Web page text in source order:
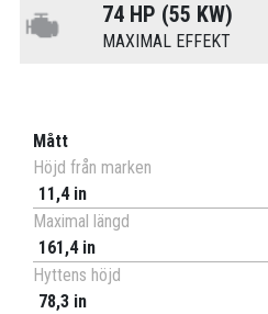
74 HP (55 KW)
MAXIMAL EFFEKT
Mått
Höjd från marken
11,4 in
Maximal längd
161,4 in
Hyttens höjd
78,3 in